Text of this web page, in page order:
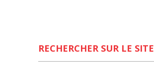
RECHERCHER SUR LE SITE